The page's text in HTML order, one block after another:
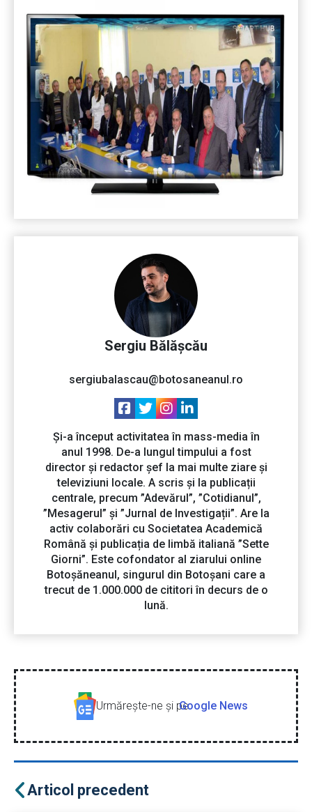
Sergiu Bălășcău
sergiubalascau@botosaneanul.ro
Și-a început activitatea în mass-media în
anul 1998. De-a lungul timpului a fost
director și redactor șef la mai multe ziare și
televiziuni locale. A scris și la publicații
centrale, precum ”Adevărul”, ”Cotidianul”,
”Mesagerul” și ”Jurnal de Investigații”. Are la
activ colaborări cu Societatea Academică
Română și publicația de limbă italiană ”Sette
Giorni”. Este cofondator al ziarului online
Botoșăneanul, singurul din Botoșani care a
trecut de 1.000.000 de cititori în decurs de o
lună.
Urmăreşte-ne şi peGoogle News
Articol precedent